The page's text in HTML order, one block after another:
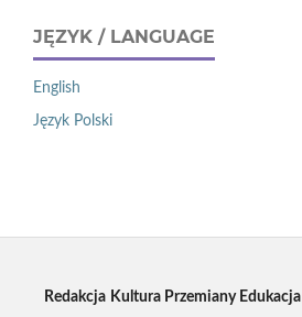
JĘZYK / LANGUAGE
English
Język Polski
Redakcja Kultura Przemiany Edukacja